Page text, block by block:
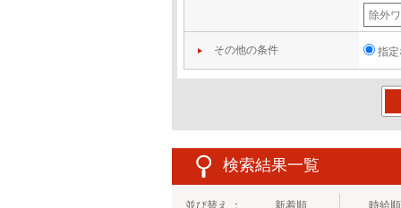
その他の条件 指
検索結果一覧
並び替え ： 新着順 時給順